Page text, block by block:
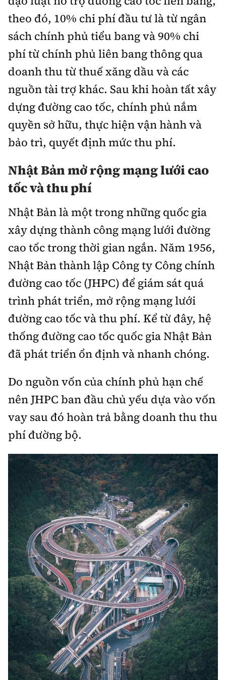
theo đó, 10% chi phí đầu tư là từ ngân
sách chính phủ tiểu bang và 90% chi
phí từ chính phủ liên bang thông qua
doanh thu từ thuế xăng dầu và các
nguồn tài trợ khác. Sau khi hoàn tất xây
dựng đường cao tốc, chính phủ nắm
quyền sở hữu, thực hiện vận hành và
bảo trì, quyết định mức thu phí.
Nhật Bản mở rộng mạng lưới cao
tốc và thu phí
Nhật Bản là một trong những quốc gia
xây dựng thành công mạng lưới đường
cao tốc trong thời gian ngắn. Năm 1956,
Nhật Bản thành lập Công ty Công chính
đường cao tốc (JHPC) để giám sát quá
trình phát triển, mở rộng mạng lưới
đường cao tốc và thu phí. Kể từ đây, hệ
thống đường cao tốc quốc gia Nhật Bản
đã phát triển ổn định và nhanh chóng.
Do nguồn vốn của chính phủ hạn chế
nên JHPC ban đầu chủ yếu dựa vào vốn
vay sau đó hoàn trả bằng doanh thu thu
phí đường bộ.